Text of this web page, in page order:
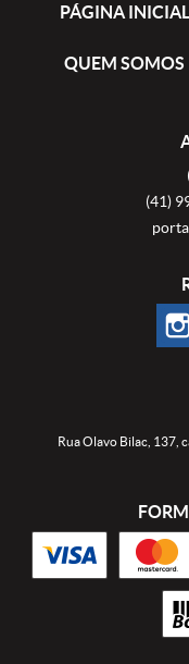
PÁGINA INICIAL
QUEM SOMOS
(41)
Rua Olavo Bilac, 137,